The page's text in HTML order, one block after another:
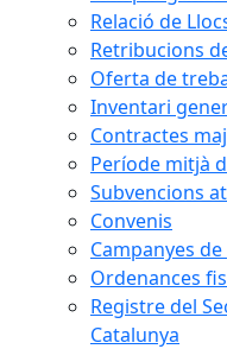
Relació de
Retribucions
Oferta de
Inventari
Contractes
Període mitjà
Subvencions
Convenis
Campanyes
Ordenances
Registre del
Catalunya